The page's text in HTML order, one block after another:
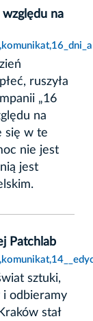
na
ruszyła
„16
na
się w te
nie jest
jest
Patchlab
sztuki,
i odbieramy
stał